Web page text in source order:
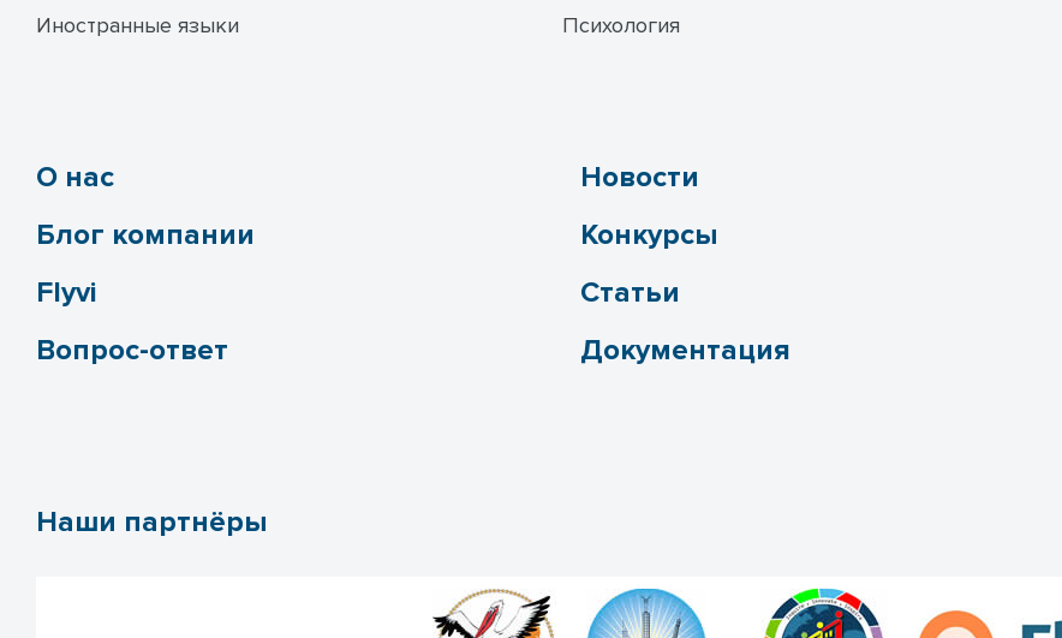
Иностранные языки
Психология
О нас
Блог компании
Flyvi
Вопрос-ответ
Новости
Конкурсы
Статьи
Документация
Наши партнёры